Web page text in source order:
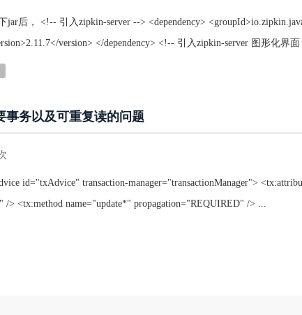
后， <!-- 引入zipkin-server --> <dependency>
version> </dependency> <!-- 引入zipkin-server 图形化界
事务以及可重复读的问题
id="txAdvice" transaction-manager="transactionManager">
/> <tx:method name="update*" propagation="REQUIRED" /> ...